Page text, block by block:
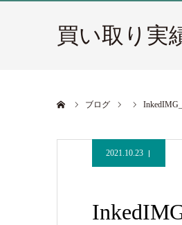
買い取り実
ブログ
2021.10.23